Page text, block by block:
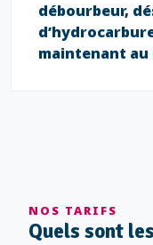
débourbeur,
maintenant au
NOS TARIFS
Quels sont